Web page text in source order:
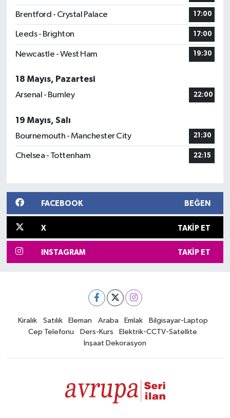
Brentford - Crystal Palace 17:00
Leeds - Brighton 17:00
Newcastle - West Ham 19:30
18 Mayıs, Pazartesi
Arsenal - Burnley
22:00
19 Mayıs, Salı
Bournemouth - Manchester City
21:30
Chelsea - Tottenham 22:15
FACEBOOK BEĞEN
X TAKIP ET
INSTAGRAM TAKIP ET
Kiralık Satılık Eleman Araba Emlak
Bilgisayar-Laptop
Cep Telefonu
Ders-Kurs
Elektrik-CCTV-Satellite
İnşaat Dekorasyon